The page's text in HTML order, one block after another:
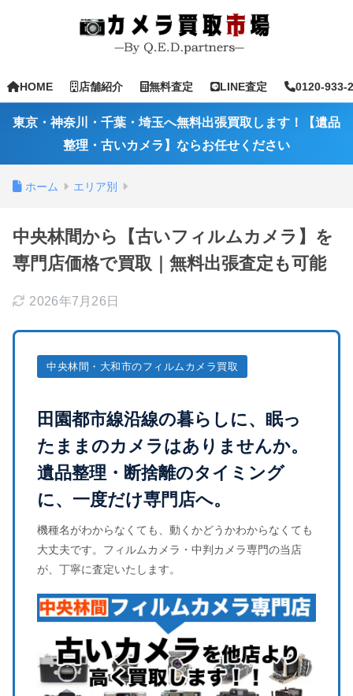
HOME 店舗紹介 無料査定 LINE査定 0120-933-
東京・神奈川・千葉・埼玉へ無料出張買取します！【遺品
整理・古いカメラ】ならお任せください
ホーム エリア別
中央林間から【古いフィルムカメラ】を
専門店価格で買取｜無料出張査定も可能
2026年7月26日
中央林間・大和市のフィルムカメラ買取
田園都市線沿線の暮らしに、眠っ
たままのカメラはありませんか。
遺品整理・断捨離のタイミング
に、一度だけ専門店へ。
機種名がわからなくても、動くかどうかわからなくても
大丈夫です。フィルムカメラ・中判カメラ専門の当店
が、丁寧に査定いたします。